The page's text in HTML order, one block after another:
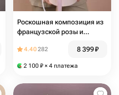
Роскошная композиция из
французской розы и
коробке 0952К
4.40282 8 399₽
2 100 ₽ × 4 платежа